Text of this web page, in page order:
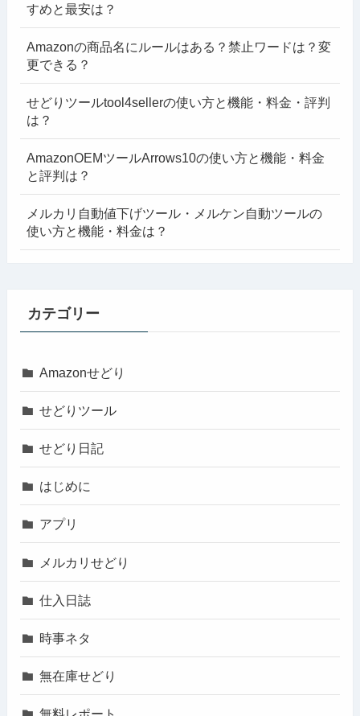
すめと最安は？
Amazonの商品名にルールはある？禁止ワードは？変
更できる？
せどりツールtool4sellerの使い方と機能・料金・評判
は？
AmazonOEMツールArrows10の使い方と機能・料金
と評判は？
メルカリ自動値下げツール・メルケン自動ツールの
使い方と機能・料金は？
カテゴリー
Amazonせどり
せどりツール
せどり日記
はじめに
アプリ
メルカリせどり
仕入日誌
時事ネタ
無在庫せどり